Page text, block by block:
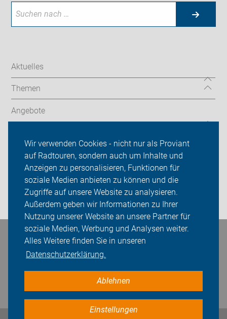
Wir verwenden Cookies - nicht nur als Proviant
auf Radtouren, sondern auch um Inhalte und
Anzeigen zu personalisieren, Funktionen für
soziale Medien anbieten zu können und die
Zugriffe auf unsere Website zu analysieren.
Außerdem geben wir Informationen zu Ihrer
Nutzung unserer Website an unsere Partner für
soziale Medien, Werbung und Analysen weiter.
Alles Weitere finden Sie in unseren
Datenschutzerklärung.
Ablehnen
Einstellungen
Aktuelles
Themen
Angebote
Sei dabei
Presse
Login
Bleiben Sie in Kontakt